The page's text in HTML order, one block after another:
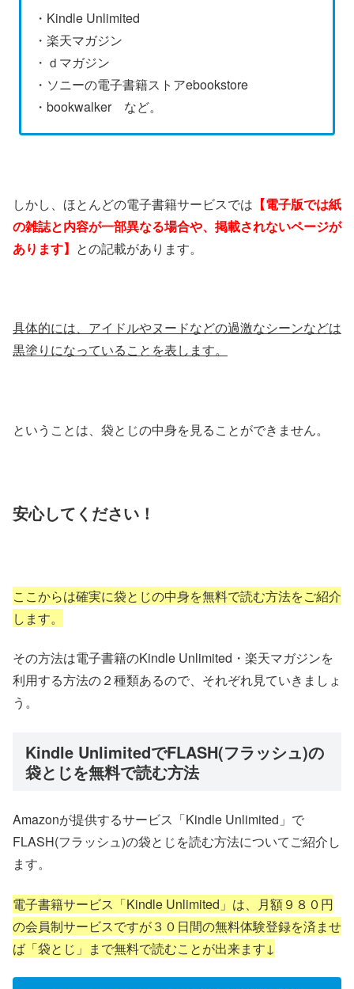
・Kindle Unlimited
・楽天マガジン
・ｄマガジン
・ソニーの電子書籍ストアebookstore
・bookwalker など。
しかし、ほとんどの電子書籍サービスでは 【電子版では紙
の雑誌と内容が一部異なる場合や、掲載されないページが
あります】 との記載があります。
具体的には、アイドルやヌードなどの過激なシーンなどは
黒塗りになっていることを表します。
ということは、袋とじの中身を見ることができません。
安心してください！
ここからは確実に袋とじの中身を無料で読む方法をご紹介
します。
その方法は電子書籍のKindle Unlimited・楽天マガジンを
利用する方法の２種類あるので、それぞれ見ていきましょ
う。
Kindle UnlimitedでFLASH(フラッシュ)の
袋とじを無料で読む方法
Amazonが提供するサービス「Kindle Unlimited」で
FLASH(フラッシュ)の袋とじを読む方法についてご紹介し
ます。
電子書籍サービス「Kindle Unlimited」は、月額９８０円
の会員制サービスですが３０日間の無料体験登録を済ませ
ば「袋とじ」まで無料で読むことが出来ます↓